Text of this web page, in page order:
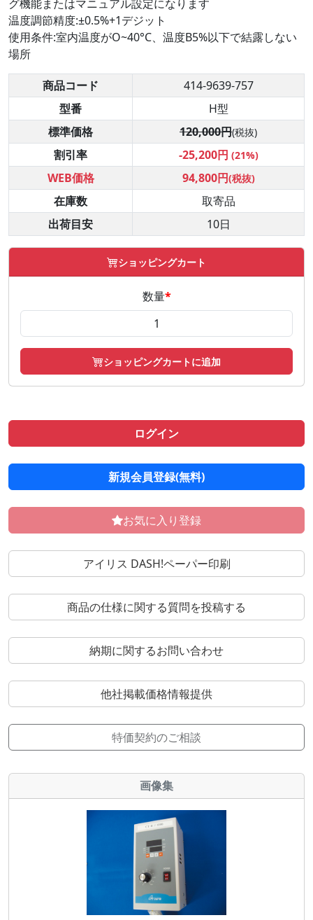
グ機能またはマニュアル設定になります
温度調節精度:±0.5%+1デジット
使用条件:室内温度がO~40°C、温度B5%以下で結露しない
場所
商品コード
414-9639-757
型番
H型
標準価格
120,000円(税抜)
割引率 -25,200円 (21%)
WEB価格 94,800円(税抜)
在庫数
取寄品
出荷目安
10日
ショッピングカート
数量*
ショッピングカートに追加
ログイン
新規会員登録(無料)
お気に入り登録
アイリス DASH!ペーパー印刷
商品の仕様に関する質問を投稿する
納期に関するお問い合わせ
他社掲載価格情報提供
特価契約のご相談
画像集